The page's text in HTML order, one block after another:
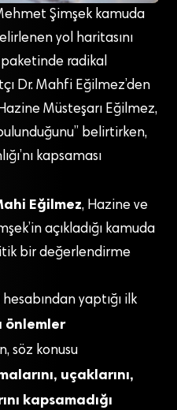
Şimşek kamuda
yol haritasını
paketinde radikal
Dr. Mahfi Eğilmez’den
Müsteşarı Eğilmez,
belirtirken,
kapsaması
Eğilmez, Hazine ve
açıkladığı kamuda
bir değerlendirme
yaptığı ilk
önlemler
söz konusu
uçaklarını,
kapsamadığı